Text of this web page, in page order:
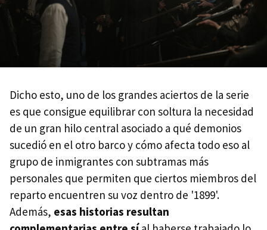
Dicho esto, uno de los grandes aciertos de la serie
es que consigue equilibrar con soltura la necesidad
de un gran hilo central asociado a qué demonios
sucedió en el otro barco y cómo afecta todo eso al
grupo de inmigrantes con subtramas más
personales que permiten que ciertos miembros del
reparto encuentren su voz dentro de '1899'.
Además, esas historias resultan